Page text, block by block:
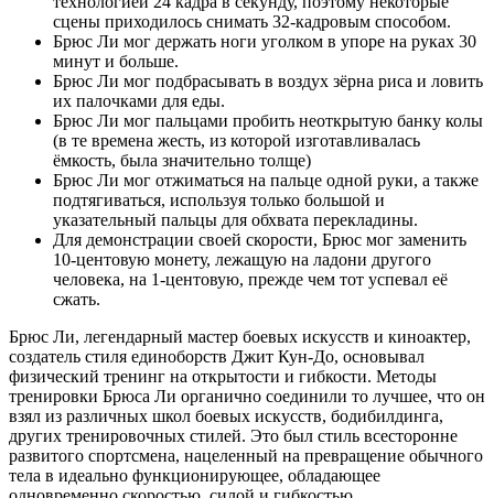
сцены приходилось снимать 32-кадровым способом.
Брюс Ли мог держать ноги уголком в упоре на руках 30
минут и больше.
Брюс Ли мог подбрасывать в воздух зёрна риса и ловить
их палочками для еды.
Брюс Ли мог пальцами пробить неоткрытую банку колы
(в те времена жесть, из которой изготавливалась
ёмкость, была значительно толще)
Брюс Ли мог отжиматься на пальце одной руки, а также
подтягиваться, используя только большой и
указательный пальцы для обхвата перекладины.
Для демонстрации своей скорости, Брюс мог заменить
10-центовую монету, лежащую на ладони другого
человека, на 1-центовую, прежде чем тот успевал её
сжать.
Брюс Ли, легендарный мастер боевых искусств и киноактер,
создатель стиля единоборств Джит Кун-До, основывал
физический тренинг на открытости и гибкости. Методы
тренировки Брюса Ли органично соединили то лучшее, что он
взял из различных школ боевых искусств, бодибилдинга,
других тренировочных стилей. Это был стиль всесторонне
развитого спортсмена, нацеленный на превращение обычного
тела в идеально функционирующее, обладающее